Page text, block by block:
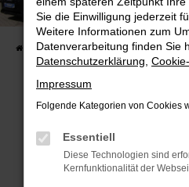
VW, VW Nutzfahrzeuge,
Startseite Fahrzeuge
Beim Laden ist ein Fehler
Hier sind ein paar Tipps,
Sie die Einwilligung jederzeit
Weitere Informationen zum
Datenverarbeitung finden Sie
Datenschutzerklärung
Impressum
Folgende Kategorien von Cookies
Essentiell
Diese Technologien sind
Kernfunktionalität der